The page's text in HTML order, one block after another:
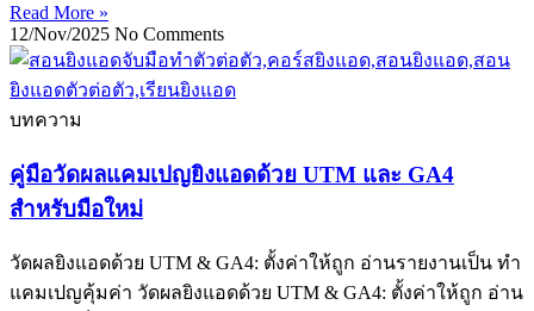
Read More »
12/Nov/2025 No Comments
บทความ
คู่มือวัดผลแคมเปญยิงแอดด้วย UTM และ GA4
สำหรับมือใหม่
วัดผลยิงแอดด้วย UTM & GA4: ตั้งค่าให้ถูก อ่านรายงานเป็น ทำ
แคมเปญคุ้มค่า วัดผลยิงแอดด้วย UTM & GA4: ตั้งค่าให้ถูก อ่าน